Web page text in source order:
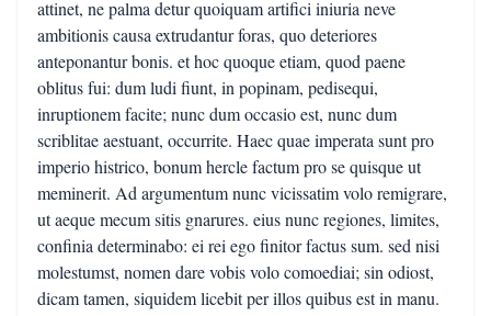
attinet, ne palma detur quoiquam artifici iniuria neve
ambitionis causa extrudantur foras, quo deteriores
anteponantur bonis. et hoc quoque etiam, quod paene
oblitus fui: dum ludi fiunt, in popinam, pedisequi,
inruptionem facite; nunc dum occasio est, nunc dum
scriblitae aestuant, occurrite. Haec quae imperata sunt pro
imperio histrico, bonum hercle factum pro se quisque ut
meminerit. Ad argumentum nunc vicissatim volo remigrare,
ut aeque mecum sitis gnarures. eius nunc regiones, limites,
confinia determinabo: ei rei ego finitor factus sum. sed nisi
molestumst, nomen dare vobis volo comoediai; sin odiost,
dicam tamen, siquidem licebit per illos quibus est in manu.